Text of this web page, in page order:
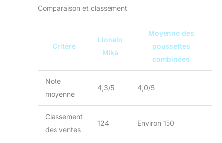
Comparaison et classement
Critère
Lionelo
Mika
Moyenne des
poussettes
combinées
Note
moyenne
4,3/5 4,0/5
Classement
des ventes
124 Environ 150